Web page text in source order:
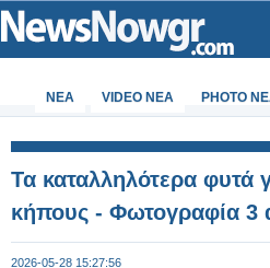
ΝΕΑ VIDEO NEA PHOTO
Τα καταλληλότερα φυτά
κήπους - Φωτογραφία 3
2026-05-28 15:27:56